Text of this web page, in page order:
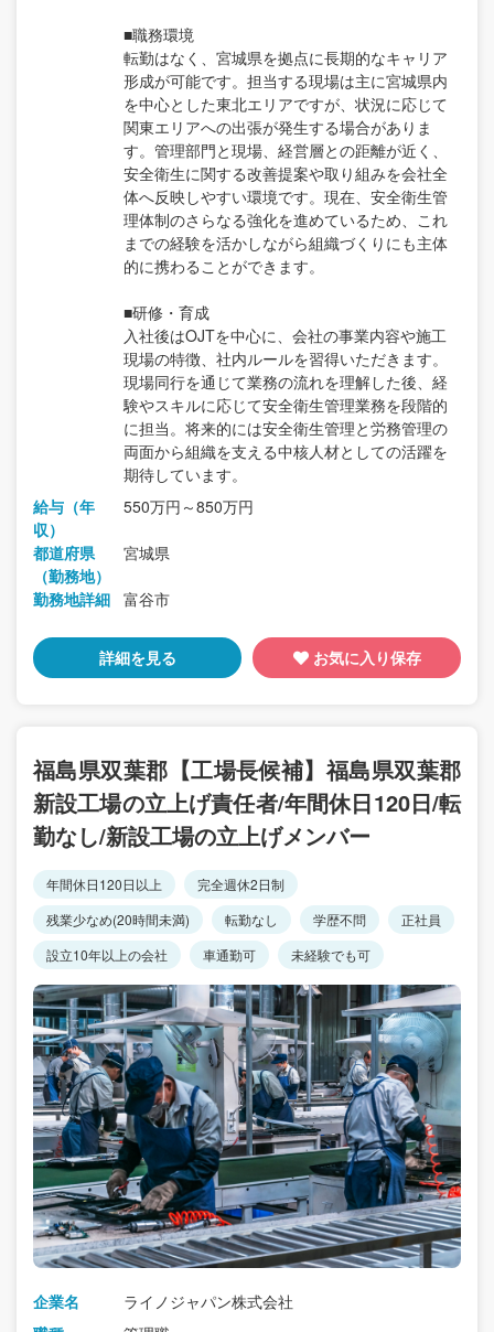
■職務環境
転勤はなく、宮城県を拠点に長期的なキャリア
形成が可能です。担当する現場は主に宮城県内
を中心とした東北エリアですが、状況に応じて
関東エリアへの出張が発生する場合がありま
す。管理部門と現場、経営層との距離が近く、
安全衛生に関する改善提案や取り組みを会社全
体へ反映しやすい環境です。現在、安全衛生管
理体制のさらなる強化を進めているため、これ
までの経験を活かしながら組織づくりにも主体
的に携わることができます。
■研修・育成
入社後はOJTを中心に、会社の事業内容や施工
現場の特徴、社内ルールを習得いただきます。
現場同行を通じて業務の流れを理解した後、経
験やスキルに応じて安全衛生管理業務を段階的
に担当。将来的には安全衛生管理と労務管理の
両面から組織を支える中核人材としての活躍を
期待しています。
給与（年
収）
550万円～850万円
都道府県
（勤務地）
宮城県
勤務地詳細 富谷市
詳細を見る お気に入り保存
福島県双葉郡【工場長候補】福島県双葉郡
新設工場の立上げ責任者/年間休日120日/転
勤なし/新設工場の立上げメンバー
年間休日120日以上
完全週休2日制
残業少なめ(20時間未満)
転勤なし 学歴不問
正社員
設立10年以上の会社
車通勤可 未経験でも可
企業名
ライノジャパン株式会社